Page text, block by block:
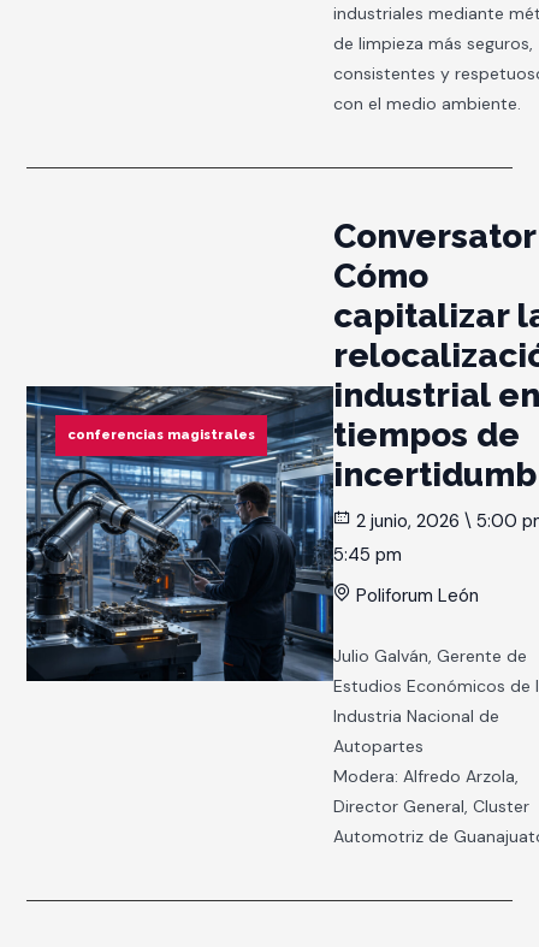
industriales mediante
de limpieza más seguros,
consistentes y
con el medio ambiente.
conferencias magistrales
Cómo
capitalizar
industrial
tiempos de
2 junio, 2026 \ 5:00
5:45 pm
Poliforum León
Julio Galván, Gerente de
Estudios Económicos de
Industria Nacional de
Autopartes
Modera: Alfredo Arzola,
Director General, Cluster
Automotriz de